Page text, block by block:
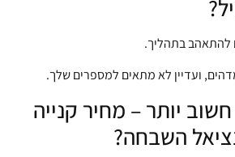
להתאהב בתהליך.
ועדיין לא מתאים למספרים שלך.
מה חשוב יותר – מחיר קנייה
השבחה?